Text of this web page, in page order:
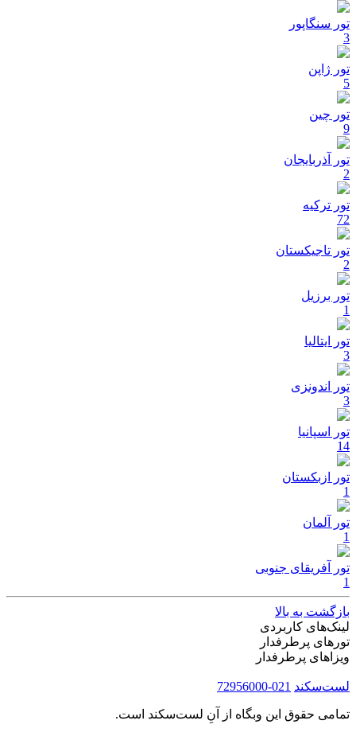
تور سنگاپور
3
تور ژاپن
5
تور چین
9
تور آذربایجان
2
تور ترکیه
72
تور تاجیکستان
2
تور برزیل
1
تور ایتالیا
3
تور اندونزی
3
تور اسپانیا
14
تور ازبکستان
1
تور آلمان
1
تور آفریقای جنوبی
1
بازگشت به بالا
لینک‌های کاربردی
تورهای پرطرفدار
ویزاهای پرطرفدار
لست‌سکند 021-72956000
تمامی حقوق این وبگاه از آنِ لست‌سکند است.